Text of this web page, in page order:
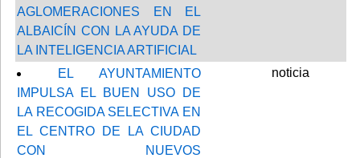
AGLOMERACIONES EN EL
ALBAICÍN CON LA AYUDA DE
LA INTELIGENCIA ARTIFICIAL
EL AYUNTAMIENTO
IMPULSA EL BUEN USO DE
LA RECOGIDA SELECTIVA EN
EL CENTRO DE LA CIUDAD
CON NUEVOS
noticia